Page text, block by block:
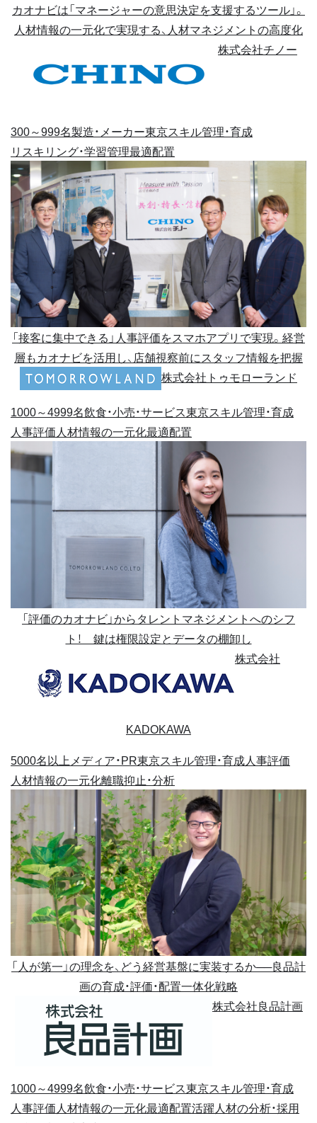
カオナビは「マネージャーの意思決定を支援するツール」。
人材情報の一元化で実現する、人材マネジメントの高度化
株式会社チノー
300～999名製造・メーカー東京スキル管理・育成
リスキリング・学習管理最適配置
「接客に集中できる」人事評価をスマホアプリで実現。経営
層もカオナビを活用し、店舗視察前にスタッフ情報を把握
株式会社トゥモローランド
1000～4999名飲食・小売・サービス東京スキル管理・育成
人事評価人材情報の一元化最適配置
「評価のカオナビ」からタレントマネジメントへのシフ
ト！ 鍵は権限設定とデータの棚卸し
株式会社
KADOKAWA
5000名以上 メディア・PR東京スキル管理・育成人事評価
人材情報の一元化離職抑止・分析
「人が第一」の理念を、どう経営基盤に実装するか──良品計
画の育成・評価・配置一体化戦略
株式会社良品計画
1000～4999名飲食・小売・サービス東京スキル管理・育成
人事評価人材情報の一元化最適配置活躍人材の分析・採用